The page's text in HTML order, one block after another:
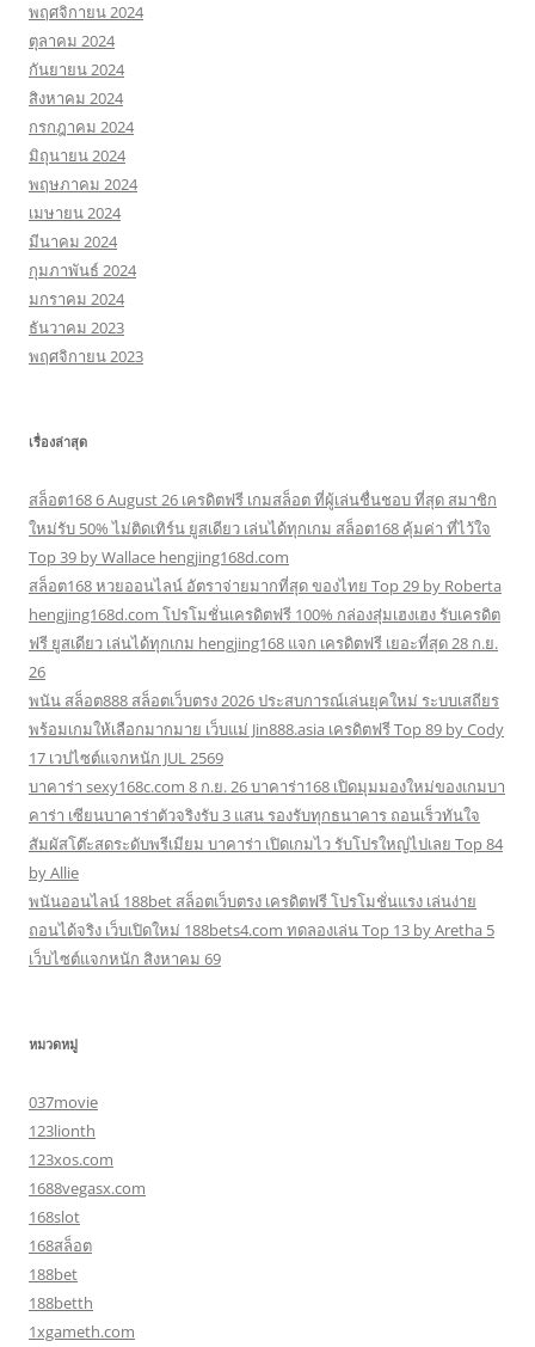
พฤศจิกายน 2024
ตุลาคม 2024
กันยายน 2024
สิงหาคม 2024
กรกฎาคม 2024
มิถุนายน 2024
พฤษภาคม 2024
เมษายน 2024
มีนาคม 2024
กุมภาพันธ์ 2024
มกราคม 2024
ธันวาคม 2023
พฤศจิกายน 2023
เรื่องล่าสุด
สล็อต168 6 August 26 เครดิตฟรี เกมสล็อต ที่ผู้เล่นชื่นชอบ ที่สุด สมาชิก
ใหม่รับ 50% ไม่ติดเทิร์น ยูสเดียว เล่นได้ทุกเกม สล็อต168 คุ้มค่า ที่ไว้ใจ
Top 39 by Wallace hengjing168d.com
สล็อต168 หวยออนไลน์ อัตราจ่ายมากที่สุด ของไทย Top 29 by Roberta
hengjing168d.com โปรโมชั่นเครดิตฟรี 100% กล่องสุ่มเฮงเฮง รับเครดิต
ฟรี ยูสเดียว เล่นได้ทุกเกม hengjing168 แจก เครดิตฟรี เยอะที่สุด 28 ก.ย.
26
พนัน สล็อต888 สล็อตเว็บตรง 2026 ประสบการณ์เล่นยุคใหม่ ระบบเสถียร
พร้อมเกมให้เลือกมากมาย เว็บแม่ Jin888.asia เครดิตฟรี Top 89 by Cody
17 เวปไซต์แจกหนัก JUL 2569
บาคาร่า sexy168c.com 8 ก.ย. 26 บาคาร่า168 เปิดมุมมองใหม่ของเกมบา
คาร่า เซียนบาคาร่าตัวจริงรับ 3 แสน รองรับทุกธนาคาร ถอนเร็วทันใจ
สัมผัสโต๊ะสดระดับพรีเมียม บาคาร่า เปิดเกมไว รับโปรใหญ่ไปเลย Top 84
by Allie
พนันออนไลน์ 188bet สล็อตเว็บตรง เครดิตฟรี โปรโมชั่นแรง เล่นง่าย
ถอนได้จริง เว็บเปิดใหม่ 188bets4.com ทดลองเล่น Top 13 by Aretha 5
เว็บไซต์แจกหนัก สิงหาคม 69
หมวดหมู่
037movie
123lionth
123xos.com
1688vegasx.com
168slot
168สล็อต
188bet
188betth
1xgameth.com